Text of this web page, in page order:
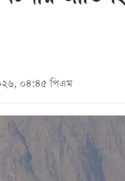
০৪:৪৫ পিএম